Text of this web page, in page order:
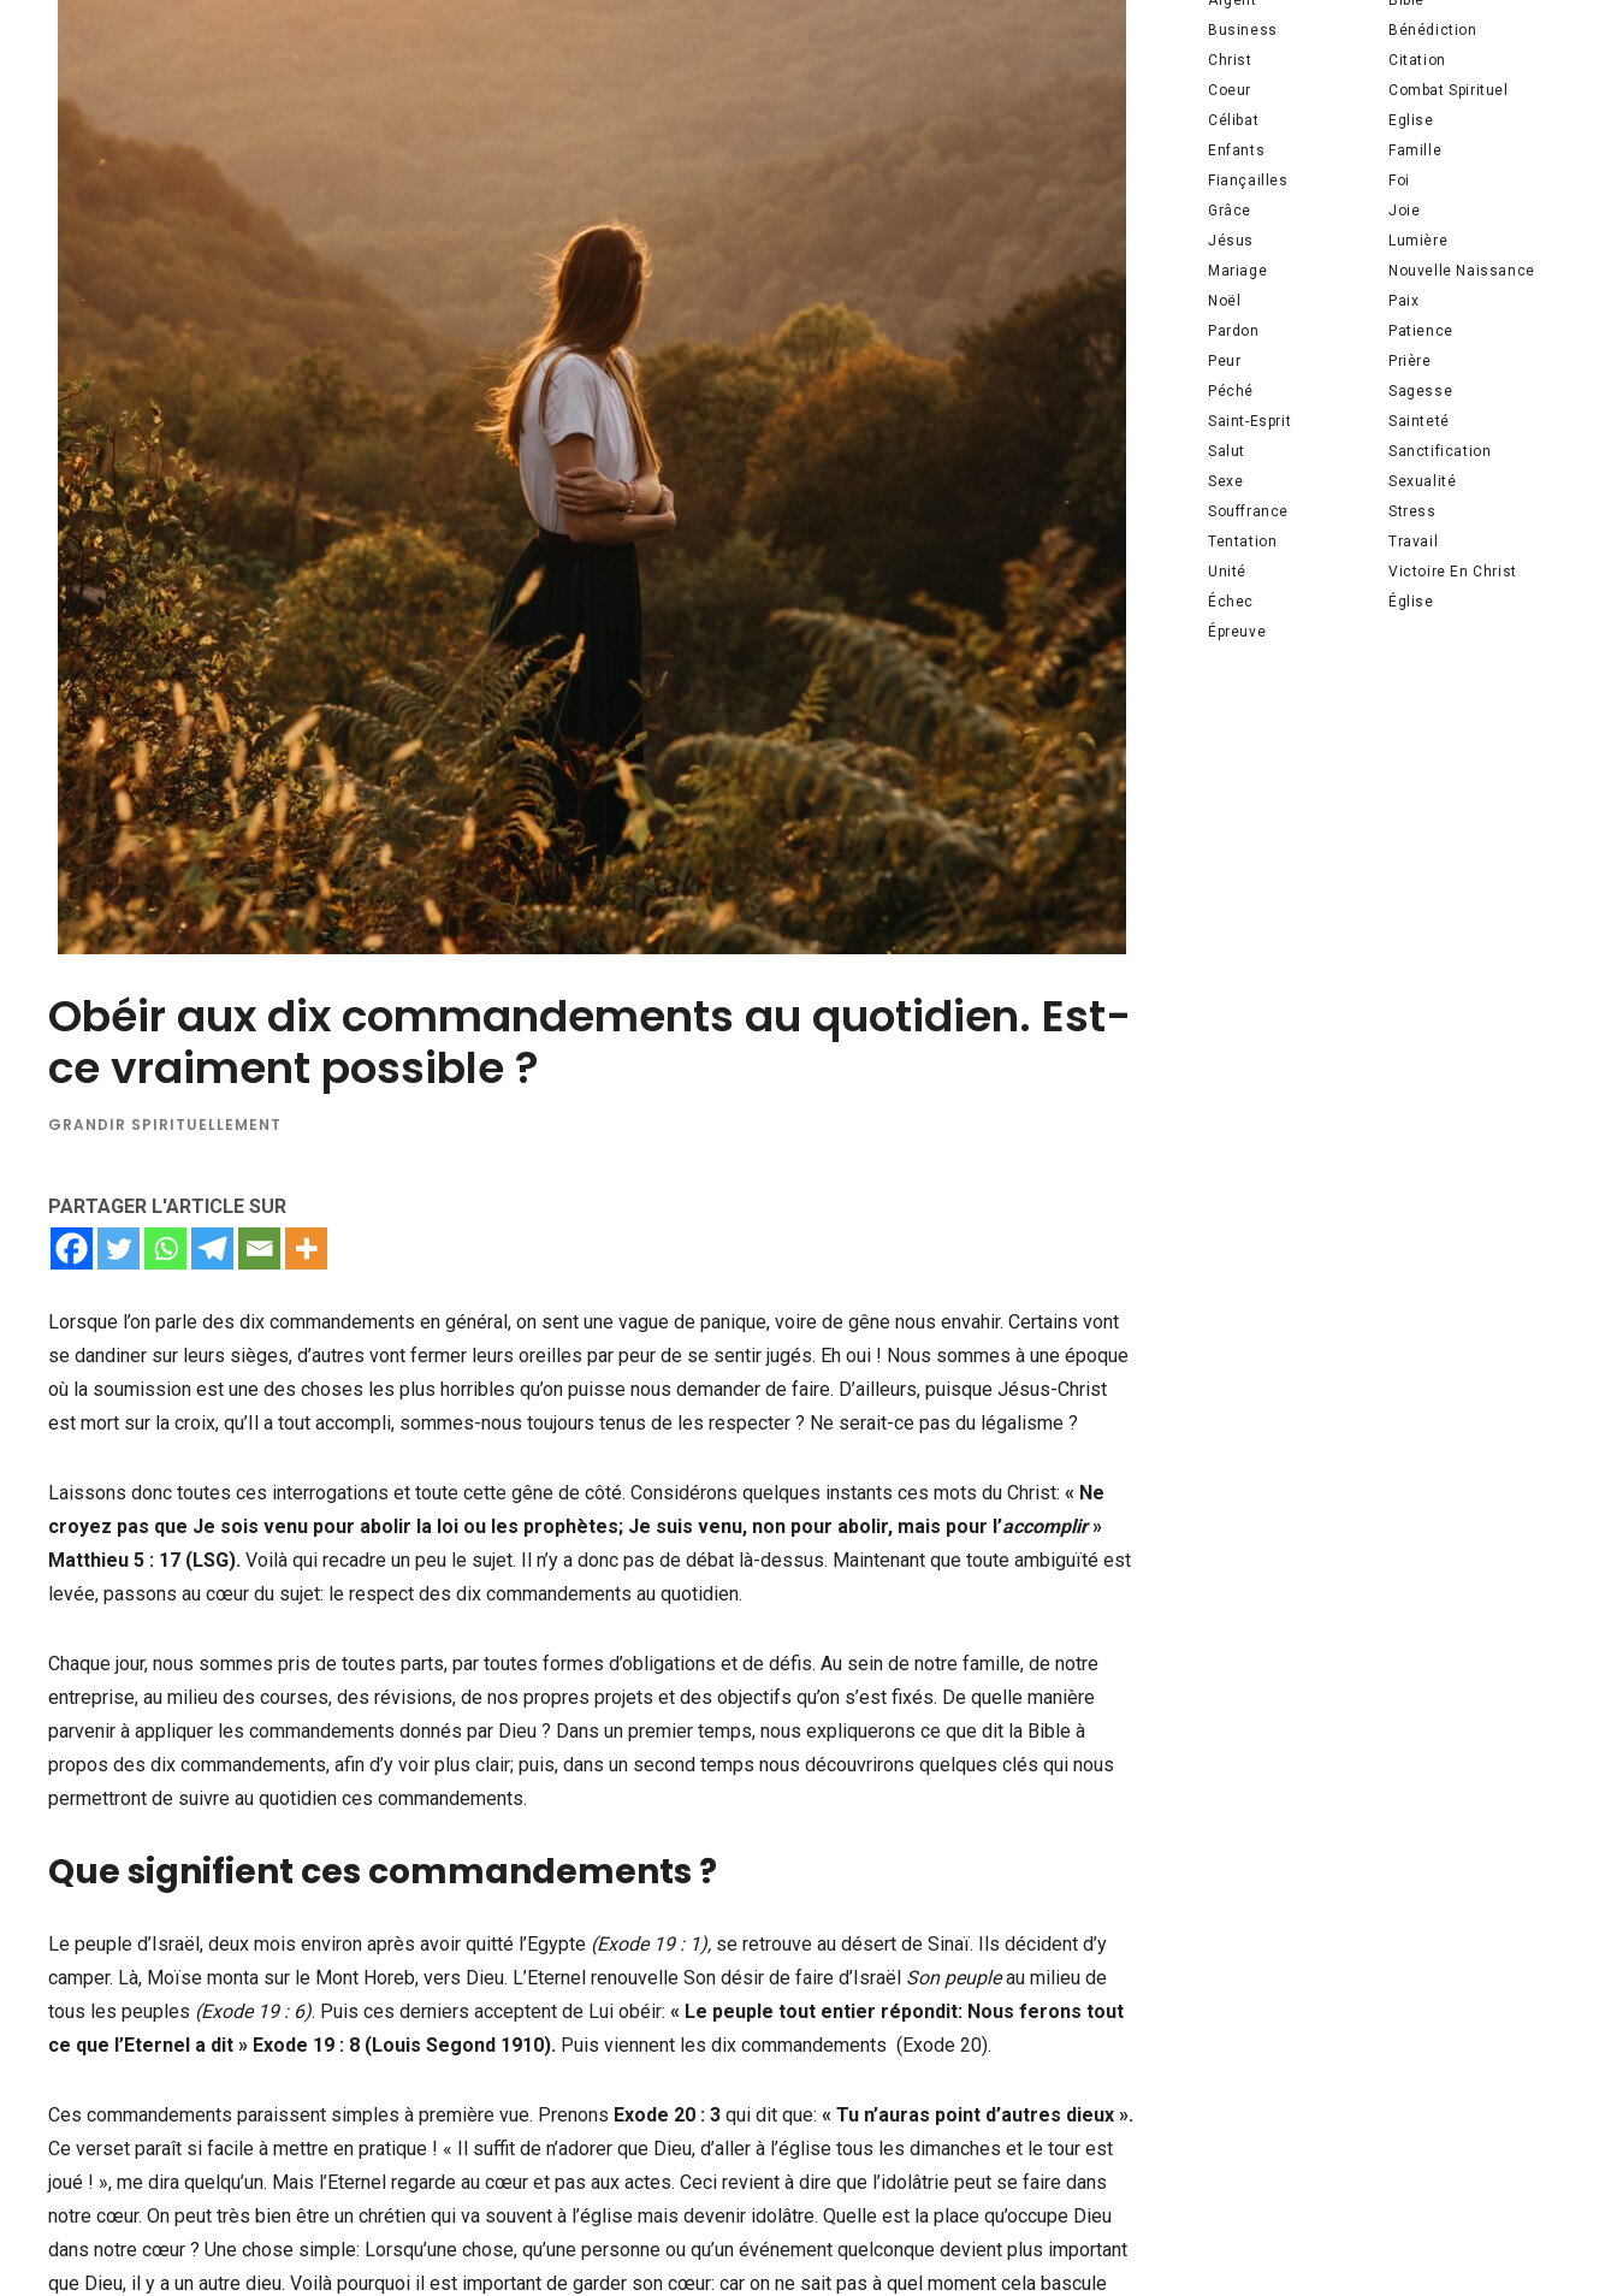
Obéir aux dix commandements au quotidien. Est-
ce vraiment possible ?
GRANDIR SPIRITUELLEMENT
PARTAGER L'ARTICLE SUR
Lorsque l’on parle des dix commandements en général, on sent une vague de panique, voire de gêne nous envahir. Certains vont
se dandiner sur leurs sièges, d’autres vont fermer leurs oreilles par peur de se sentir jugés. Eh oui ! Nous sommes à une époque
où la soumission est une des choses les plus horribles qu’on puisse nous demander de faire. D’ailleurs, puisque Jésus-Christ
est mort sur la croix, qu’Il a tout accompli, sommes-nous toujours tenus de les respecter ? Ne serait-ce pas du légalisme ?
Laissons donc toutes ces interrogations et toute cette gêne de côté. Considérons quelques instants ces mots du Christ: « Ne
croyez pas que Je sois venu pour abolir la loi ou les prophètes; Je suis venu, non pour abolir, mais pour l’accomplir»
Matthieu 5 : 17 (LSG). Voilà qui recadre un peu le sujet. Il n’y a donc pas de débat là-dessus. Maintenant que toute ambiguïté est
levée, passons au cœur du sujet: le respect des dix commandements au quotidien.
Chaque jour, nous sommes pris de toutes parts, par toutes formes d’obligations et de défis. Au sein de notre famille, de notre
entreprise, au milieu des courses, des révisions, de nos propres projets et des objectifs qu’on s’est fixés. De quelle manière
parvenir à appliquer les commandements donnés par Dieu ? Dans un premier temps, nous expliquerons ce que dit la Bible à
propos des dix commandements, afin d’y voir plus clair; puis, dans un second temps nous découvrirons quelques clés qui nous
permettront de suivre au quotidien ces commandements.
Que signifient ces commandements ?
Le peuple d’Israël, deux mois environ après avoir quitté l’Egypte (Exode 19 : 1), se retrouve au désert de Sinaï. Ils décident d’y
camper. Là, Moïse monta sur le Mont Horeb, vers Dieu. L’Eternel renouvelle Son désir de faire d’Israël Son peupleau milieu de
tous les peuples (Exode 19 : 6). Puis ces derniers acceptent de Lui obéir: « Le peuple tout entier répondit: Nous ferons tout
ce que l’Eternel a dit » Exode 19 : 8 (Louis Segond 1910). Puis viennent les dix commandements (Exode 20).
Ces commandements paraissent simples à première vue. Prenons Exode 20 : 3 qui dit que: « Tu n’auras point d’autres dieux ».
Ce verset paraît si facile à mettre en pratique ! « Il suffit de n’adorer que Dieu, d’aller à l’église tous les dimanches et le tour est
joué ! », me dira quelqu’un. Mais l’Eternel regarde au cœur et pas aux actes. Ceci revient à dire que l’idolâtrie peut se faire dans
notre cœur. On peut très bien être un chrétien qui va souvent à l’église mais devenir idolâtre. Quelle est la place qu’occupe Dieu
dans notre cœur ? Une chose simple: Lorsqu’une chose, qu’une personne ou qu’un événement quelconque devient plus important
que Dieu, il y a un autre dieu. Voilà pourquoi il est important de garder son cœur: car on ne sait pas à quel moment cela bascule
Business
Bénédiction
Christ
Citation
Coeur
Combat Spirituel
Célibat
Eglise
Enfants
Famille
Fiançailles
Foi
Grâce
Joie
Jésus
Lumière
Mariage
Nouvelle Naissance
Noël
Paix
Pardon
Patience
Peur
Prière
Péché
Sagesse
Saint-Esprit
Sainteté
Salut
Sanctification
Sexe
Sexualité
Souffrance
Stress
Tentation
Travail
Unité
Victoire En Christ
Échec
Église
Épreuve